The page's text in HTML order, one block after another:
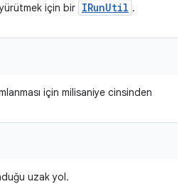
için bir IRunUtil .
için milisaniye cinsinden
uzak yol.